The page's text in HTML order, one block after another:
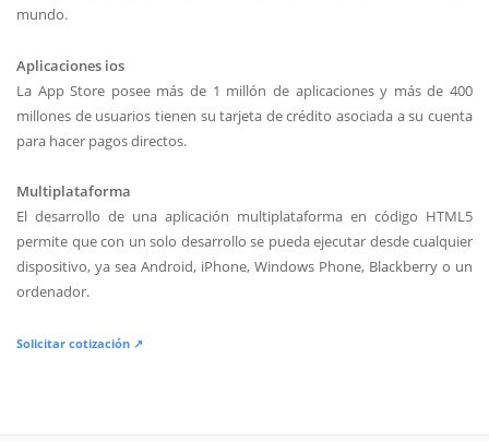
mundo.
Aplicaciones ios
La App Store posee más de 1 millón de aplicaciones y más de 400
millones de usuarios tienen su tarjeta de crédito asociada a su cuenta
para hacer pagos directos.
Multiplataforma
El desarrollo de una aplicación multiplataforma en código HTML5
permite que con un solo desarrollo se pueda ejecutar desde cualquier
dispositivo, ya sea Android, iPhone, Windows Phone, Blackberry o un
ordenador.
Solicitar cotización ↗